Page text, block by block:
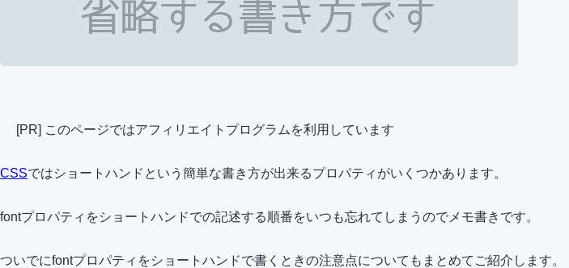
[PR] このページではアフィリエイトプログラムを利用しています
CSSではショートハンドという簡単な書き方が出来るプロパティがいくつかあります。
fontプロパティをショートハンドでの記述する順番をいつも忘れてしまうのでメモ書きです。
ついでにfontプロパティをショートハンドで書くときの注意点についてもまとめてご紹介します。